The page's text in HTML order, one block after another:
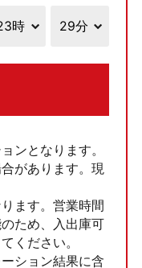
ンとなります。
があります。現
ます。営業時間
ため、入出庫可
ください。
ション結果に含